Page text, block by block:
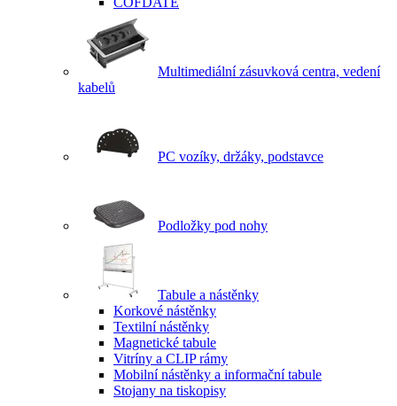
Multimediální zásuvková centra, vedení
kabelů
PC vozíky, držáky, podstavce
Podložky pod nohy
Tabule a nástěnky
Korkové nástěnky
Textilní nástěnky
Magnetické tabule
Vitríny a CLIP rámy
Mobilní nástěnky a informační tabule
Stojany na tiskopisy